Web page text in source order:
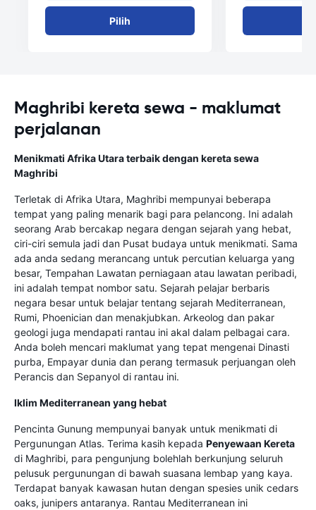
Pilih
Maghribi kereta sewa - maklumat
perjalanan
Menikmati Afrika Utara terbaik dengan kereta sewa
Maghribi
Terletak di Afrika Utara, Maghribi mempunyai beberapa
tempat yang paling menarik bagi para pelancong. Ini adalah
seorang Arab bercakap negara dengan sejarah yang hebat,
ciri-ciri semula jadi dan Pusat budaya untuk menikmati. Sama
ada anda sedang merancang untuk percutian keluarga yang
besar, Tempahan Lawatan perniagaan atau lawatan peribadi,
ini adalah tempat nombor satu. Sejarah pelajar berbaris
negara besar untuk belajar tentang sejarah Mediterranean,
Rumi, Phoenician dan menakjubkan. Arkeolog dan pakar
geologi juga mendapati rantau ini akal dalam pelbagai cara.
Anda boleh mencari maklumat yang tepat mengenai Dinasti
purba, Empayar dunia dan perang termasuk perjuangan oleh
Perancis dan Sepanyol di rantau ini.
Iklim Mediterranean yang hebat
Pencinta Gunung mempunyai banyak untuk menikmati di
Pergunungan Atlas. Terima kasih kepada Penyewaan Kereta
di Maghribi, para pengunjung bolehlah berkunjung seluruh
pelusuk pergunungan di bawah suasana lembap yang kaya.
Terdapat banyak kawasan hutan dengan spesies unik cedars
oaks, junipers antaranya. Rantau Mediterranean ini